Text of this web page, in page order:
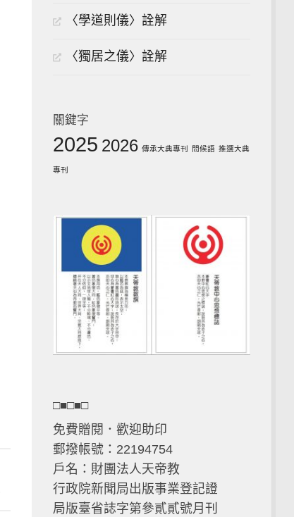
〈學道則儀〉詮解
〈獨居之儀〉詮解
關鍵字
2025 2026 傳承大典專刊 問候語 推選大典
專刊
□■□■□
免費贈閱．歡迎助印
郵撥帳號：22194754
戶名：財團法人天帝教
行政院新聞局出版事業登記證
局版臺省誌字第參貳貳號月刊